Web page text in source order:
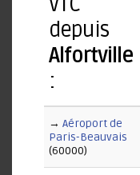
depuis
Alfortville
:
→ Aéroport de
Paris-Beauvais
(60000)